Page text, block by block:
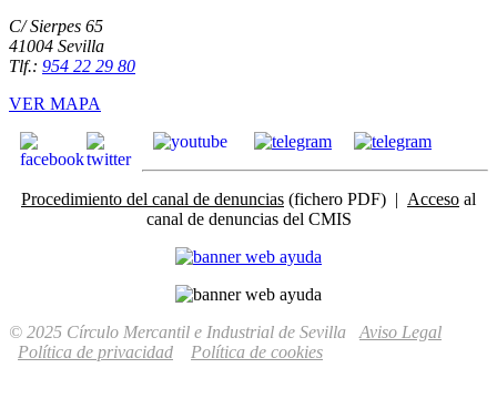
C/ Sierpes 65
41004 Sevilla
Tlf.: 954 22 29 80
VER MAPA
Procedimiento del canal de denuncias (fichero PDF) | Acceso al
canal de denuncias del CMIS
© 2025 Círculo Mercantil e Industrial de Sevilla Aviso Legal
Política de privacidad
Política de cookies